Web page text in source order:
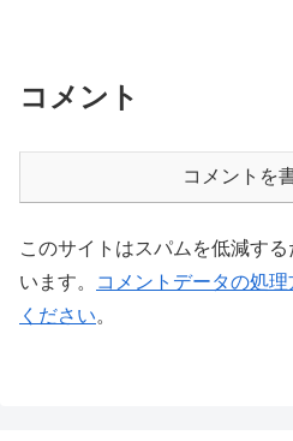
コメント
コメントを
このサイトはスパムを低減す
います。
コメントデータの処
ください。